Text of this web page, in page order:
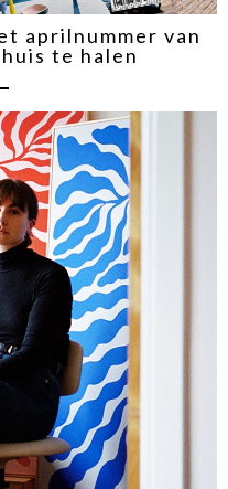
aprilnummer van
te halen